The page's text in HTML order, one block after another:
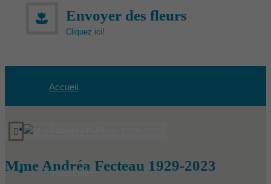
Envoyer des fleurs
Cliquez ici!
Accueil
Aquamation
Mme Andréa Fecteau 1929-2023